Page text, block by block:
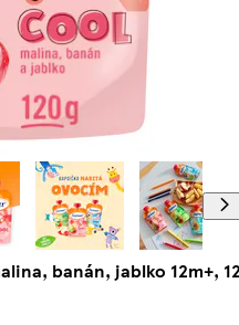
banán, jablko 12m+,